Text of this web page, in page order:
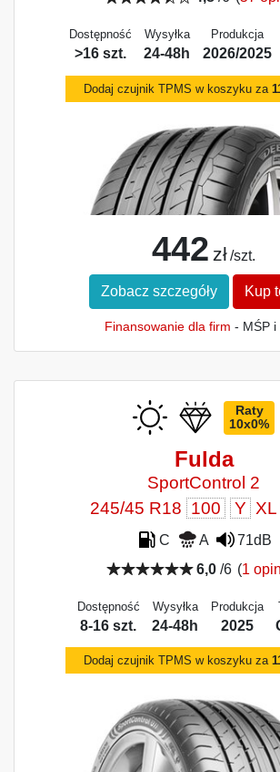
Dostępność
>16 szt.
Wysyłka
24-48h
Produkcja
2026/2025
Dodaj czujnik TPMS w koszyku za
442 zł /szt.
Zobacz szczegóły Kup
Finansowanie dla firm - MŚP i
Raty
10x0%
Fulda
SportControl 2
245/45 R18 100 Y XL
C A
71dB
6,0/6 (1
Dostępność
8-16 szt.
Wysyłka
24-48h
Produkcja
2025
Dodaj czujnik TPMS w koszyku za